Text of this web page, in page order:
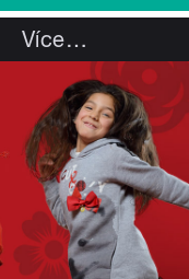
Více…